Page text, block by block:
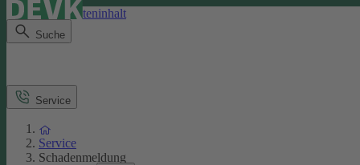
Direkt zum Seiteninhalt
Suche
Service
Service
Schadenmeldung